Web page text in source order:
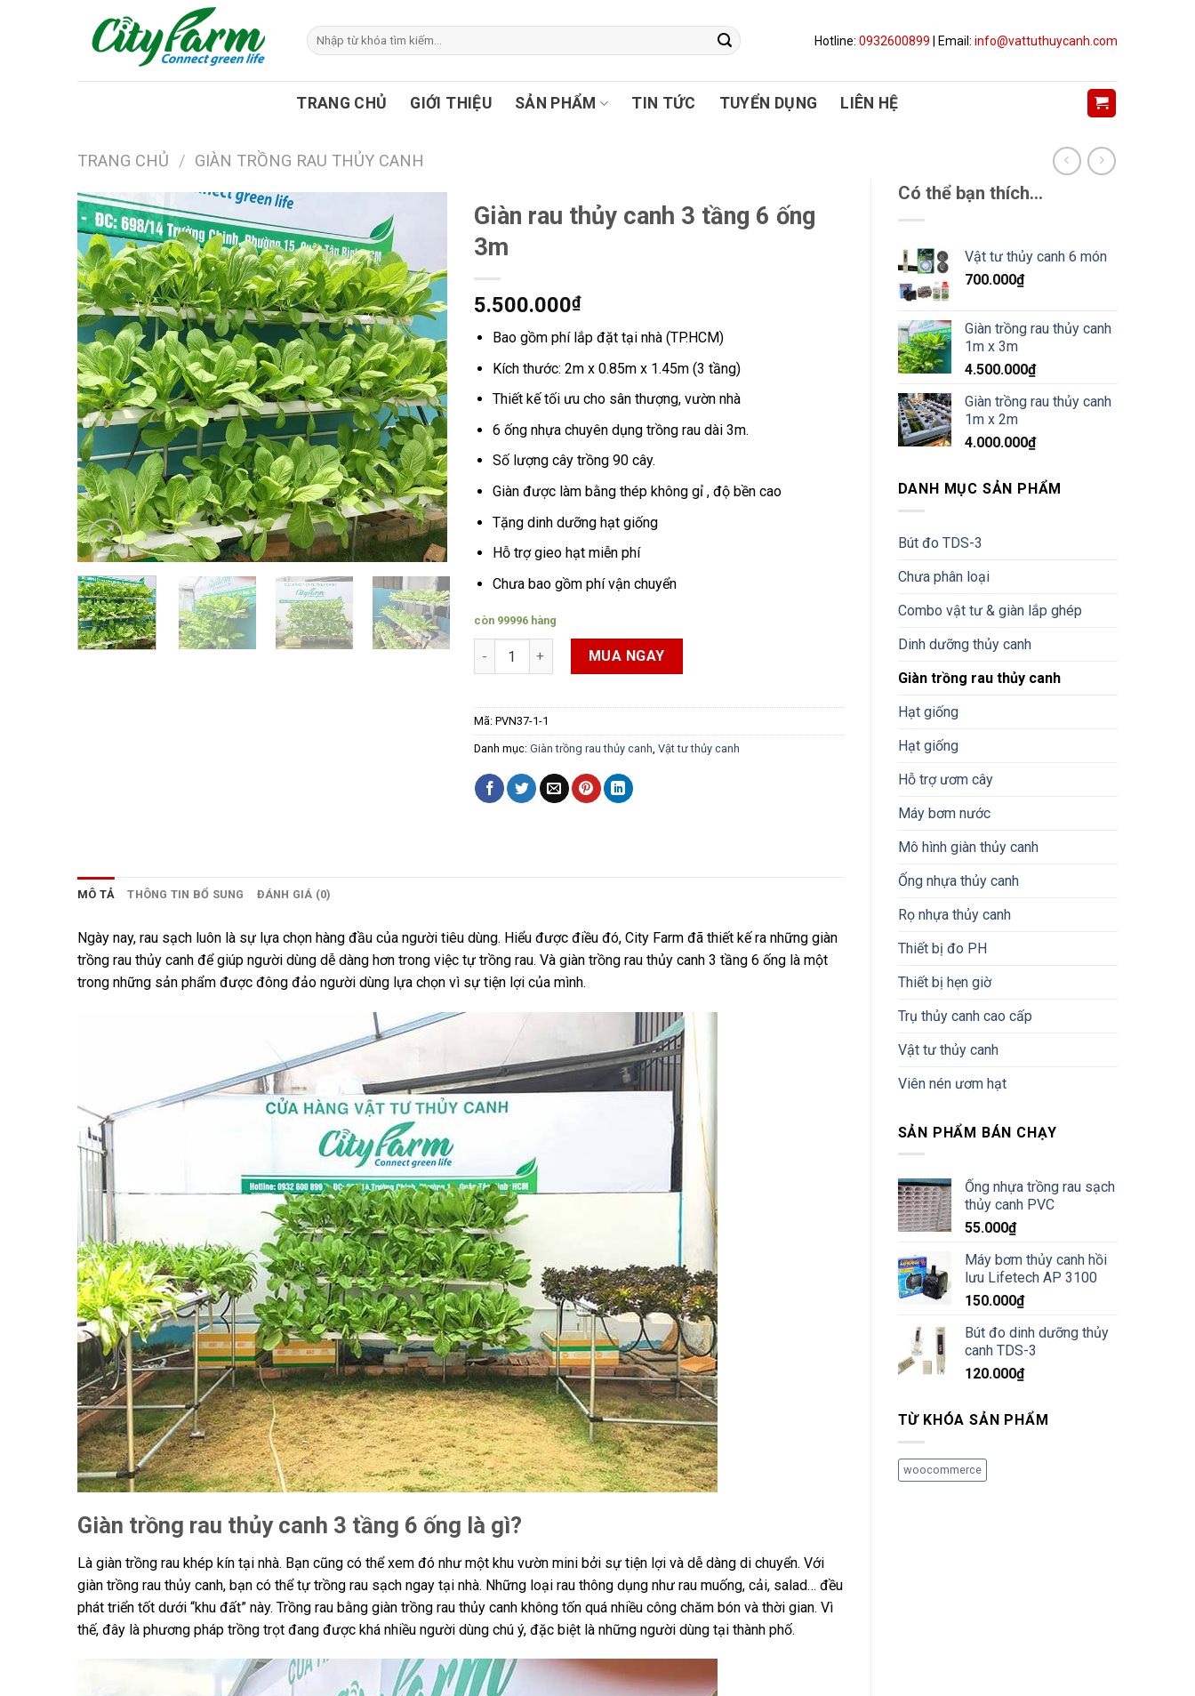
Tìm
kiếm:
Hotline: 0932600899 | Email: info@vattuthuycanh.com
TRANG CHỦ GIỚI THIỆU SẢN PHẨM TIN TỨC TUYỂN DỤNG LIÊN HỆ
TRANG CHỦ / GIÀN TRỒNG RAU THỦY CANH
Có thể bạn thích…
Vật tư thủy canh 6 món
700.000₫
Giàn trồng rau thủy canh
1m x 3m
4.500.000₫
Giàn trồng rau thủy canh
1m x 2m
4.000.000₫
DANH MỤC SẢN PHẨM
Bút đo TDS-3
Chưa phân loại
Combo vật tư & giàn lắp ghép
Dinh dưỡng thủy canh
Giàn trồng rau thủy canh
Hạt giống
Hạt giống
Hỗ trợ ươm cây
Máy bơm nước
Mô hình giàn thủy canh
Ống nhựa thủy canh
Rọ nhựa thủy canh
Thiết bị đo PH
Thiết bị hẹn giờ
Trụ thủy canh cao cấp
Vật tư thủy canh
Viên nén ươm hạt
SẢN PHẨM BÁN CHẠY
Ống nhựa trồng rau sạch
thủy canh PVC
55.000₫
Máy bơm thủy canh hồi
lưu Lifetech AP 3100
150.000₫
Bút đo dinh dưỡng thủy
canh TDS-3
120.000₫
TỪ KHÓA SẢN PHẨM
woocommerce
Giàn rau thủy canh 3 tầng 6 ống
3m
5.500.000₫
Bao gồm phí lắp đặt tại nhà (TP.HCM)
Kích thước: 2m x 0.85m x 1.45m (3 tầng)
Thiết kế tối ưu cho sân thượng, vườn nhà
6 ống nhựa chuyên dụng trồng rau dài 3m.
Số lượng cây trồng 90 cây.
Giàn được làm bằng thép không gỉ , độ bền cao
Tặng dinh dưỡng hạt giống
Hỗ trợ gieo hạt miễn phí
Chưa bao gồm phí vận chuyển
còn 99996 hàng
Giàn rau thủy canh 3 tầng 6 ống 3m số lượng
MUA NGAY
Mã: PVN37-1-1
Danh mục: Giàn trồng rau thủy canh, Vật tư thủy canh
MÔ TẢ THÔNG TIN BỔ SUNG ĐÁNH GIÁ (0)
Ngày nay, rau sạch luôn là sự lựa chọn hàng đầu của người tiêu dùng. Hiểu được điều đó, City Farm đã thiết kế ra những giàn
trồng rau thủy canh để giúp người dùng dễ dàng hơn trong việc tự trồng rau. Và giàn trồng rau thủy canh 3 tầng 6 ống là một
trong những sản phẩm được đông đảo người dùng lựa chọn vì sự tiện lợi của mình.
Giàn trồng rau thủy canh 3 tầng 6 ống là gì?
Là giàn trồng rau khép kín tại nhà. Bạn cũng có thể xem đó như một khu vườn mini bởi sự tiện lợi và dễ dàng di chuyển. Với
giàn trồng rau thủy canh, bạn có thể tự trồng rau sạch ngay tại nhà. Những loại rau thông dụng như rau muống, cải, salad… đều
phát triển tốt dưới “khu đất” này. Trồng rau bằng giàn trồng rau thủy canh không tốn quá nhiều công chăm bón và thời gian. Vì
thế, đây là phương pháp trồng trọt đang được khá nhiều người dùng chú ý, đặc biệt là những người dùng tại thành phố.